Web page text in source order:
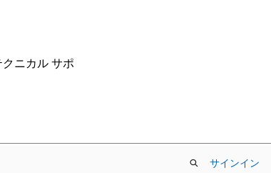
ニカル サポ
サインイン